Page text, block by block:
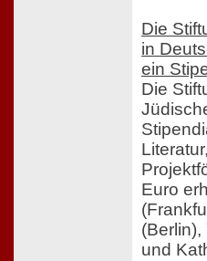
Die
in
ein
Die
Euro
und